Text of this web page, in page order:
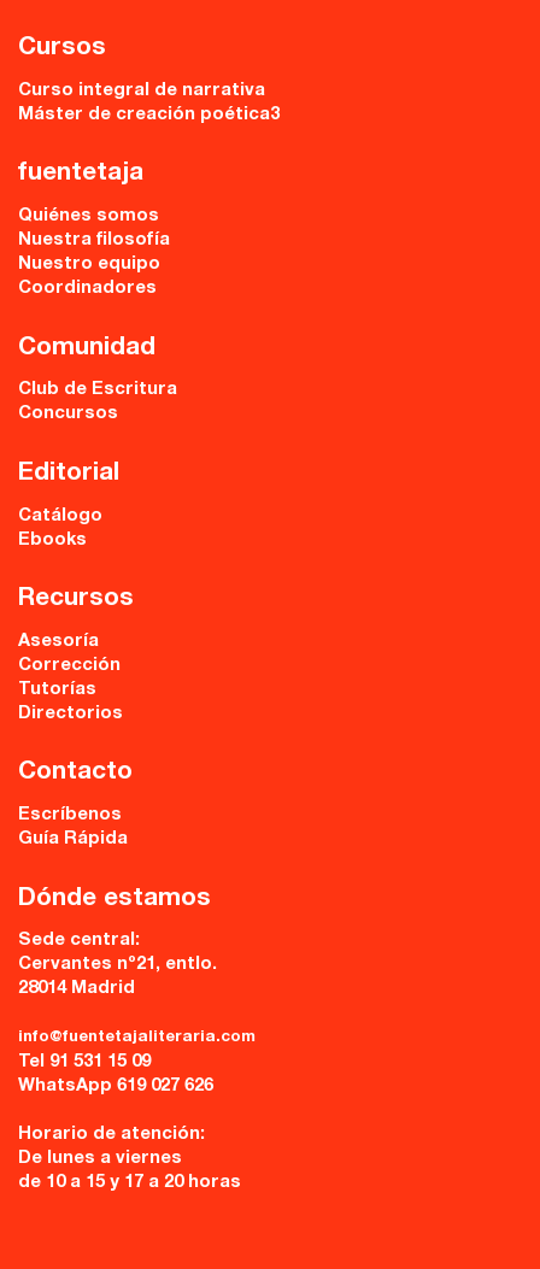
Cursos
Curso integral de narrativa
Máster de creación poética3
fuentetaja
Quiénes somos
Nuestra filosofía
Nuestro equipo
Coordinadores
Comunidad
Club de Escritura
Concursos
Editorial
Catálogo
Ebooks
Recursos
Asesoría
Corrección
Tutorías
Directorios
Contacto
Escríbenos
Guía Rápida
Dónde estamos
Sede central:
Cervantes nº21, entlo.
28014 Madrid
info@fuentetajaliteraria.com
Tel 91 531 15 09
WhatsApp 619 027 626
Horario de atención:
De lunes a viernes
de 10 a 15 y 17 a 20 horas